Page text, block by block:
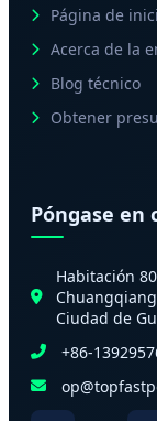
Página de
Acerca de la
Blog técnico
Obtener
Póngase en
Habitación
Ciudad de
+86-